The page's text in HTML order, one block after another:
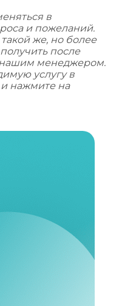
в
и пожеланий.
такой же, но более
после
нашим менеджером.
услугу в
и нажмите на